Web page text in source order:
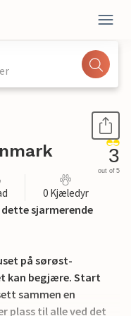
3
out of 5
0 Kjæledyr
sjarmerende
på sørøst-
kan begjære. Start
sammen en
plass til alle ved det